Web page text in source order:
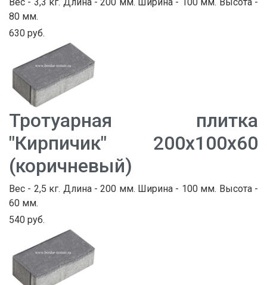
80 мм.
630 руб.
Тротуарная плитка
"Кирпичик" 200х100х60
(коричневый)
Вес - 2,5 кг. Длина - 200 мм. Ширина - 100 мм. Высота -
60 мм.
540 руб.